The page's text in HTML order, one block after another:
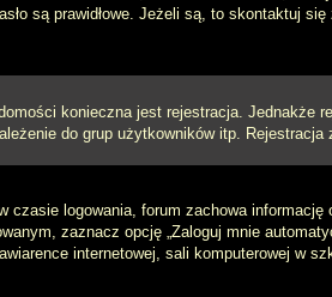
są prawidłowe. Jeżeli są, to skontaktuj
konieczna jest rejestracja. Jednakże
do grup użytkowników itp.
czasie logowania, forum zachowa
zaznacz opcję „Zaloguj mnie
internetowej, sali komputerowej w